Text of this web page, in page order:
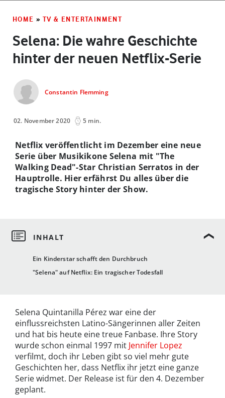
HOME » TV & ENTERTAINMENT
Selena: Die wahre Geschichte
hinter der neuen Netflix-Serie
Constantin Flemming
02. November 2020 5 min.
Ein Kinderstar schafft den Durchbruch
"Selena" auf Netflix: Ein tragischer Todesfall
Netflix veröffentlicht im Dezember eine neue
Serie über Musikikone Selena mit "The
Walking Dead"-Star Christian Serratos in der
Hauptrolle. Hier erfährst Du alles über die
tragische Story hinter der Show.
Selena Quintanilla Pérez war eine der
einflussreichsten Latino-Sängerinnen aller Zeiten
und hat bis heute eine treue Fanbase. Ihre Story
wurde schon einmal 1997 mit Jennifer Lopez
verfilmt, doch ihr Leben gibt so viel mehr gute
Geschichten her, dass Netflix ihr jetzt eine ganze
Serie widmet. Der Release ist für den 4. Dezember
geplant.